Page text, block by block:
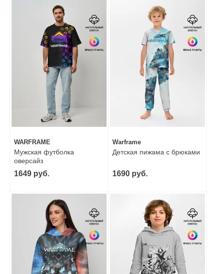
WARFRAME
Мужская футболка
оверсайз
1649 руб.
Warframe
Детская пижама с брюками
1690 руб.